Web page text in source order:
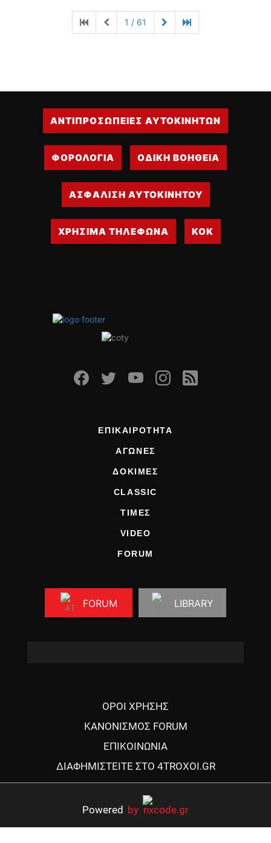
1 / 61
ΑΝΤΙΠΡΟΣΩΠΕΙΕΣ ΑΥΤΟΚΙΝΗΤΩΝ
ΦΟΡΟΛΟΓΙΑ ΟΔΙΚΗ ΒΟΗΘΕΙΑ
ΑΣΦΑΛΙΣΗ ΑΥΤΟΚΙΝΗΤΟΥ
ΧΡΗΣΙΜΑ ΤΗΛΕΦΩΝΑ ΚΟΚ
ΕΠΙΚΑΙΡΟΤΗΤΑ
ΑΓΩΝΕΣ
ΔΟΚΙΜΕΣ
CLASSIC
ΤΙΜΕΣ
VIDEO
FORUM
FORUM LIBRARY
ΟΡΟΙ ΧΡΗΣΗΣ
ΚΑΝΟΝΙΣΜΟΣ FORUM
ΕΠΙΚΟΙΝΩΝΙΑ
ΔΙΑΦΗΜΙΣΤΕΙΤΕ ΣΤΟ 4TROXOI.GR
Powered by